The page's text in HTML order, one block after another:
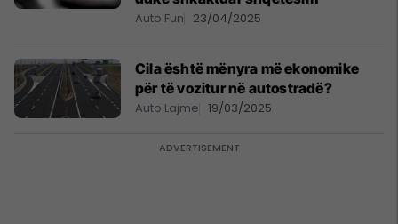
Auto Fun 23/04/2025
Cila është mënyra më ekonomike
për të vozitur në autostradë?
Auto Lajme 19/03/2025